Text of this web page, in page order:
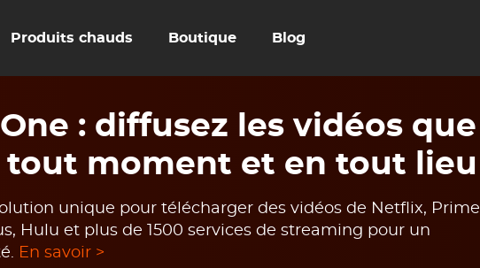
Produits chauds Boutique Blog
: diffusez les vidéos que
tout moment et en tout lieu
unique pour télécharger des vidéos de Netflix, Prime
Hulu et plus de 1500 services de streaming pour un
En savoir >